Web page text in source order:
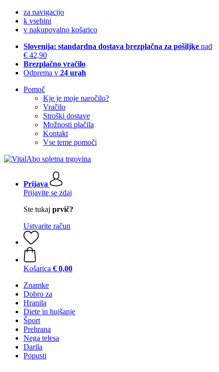
za navigacijo
k vsebini
v nakupovalno košarico
Slovenija: standardna dostava brezplačna za pošiljke nad
€ 42,90
Brezplačno vračilo
Odprema v 24 urah
Pomoč
Kje je moje naročilo?
Vračilo
Stroški dostave
Možnosti plačila
Kontakt
Vse teme pomoči
Prijava
Prijavite se zdaj
Ste tukaj prvič?
Ustvarite račun
Košarica € 0,00
Znamke
Dobro za
Hranila
Diete in hujšanje
Šport
Prehrana
Nega telesa
Darila
Popusti